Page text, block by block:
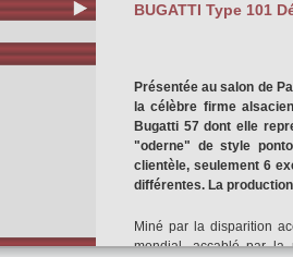
BUGATTI Type 101
Présentée au salon de
la célèbre firme
Bugatti 57 dont elle
"oderne" de style
clientèle, seulement 6
différentes. La
Miné par la disparition
mondial, accablé par la